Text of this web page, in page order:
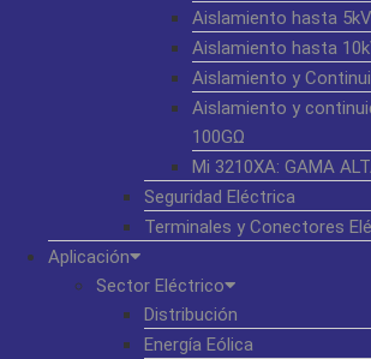
Aislamiento hasta
Aislamiento hasta
Aislamiento y
Aislamiento y
100GΩ
Mi 3210XA: GAMA
Seguridad Eléctrica
Terminales y Conectores
Aplicación
Sector Eléctrico
Distribución
Energía Eólica